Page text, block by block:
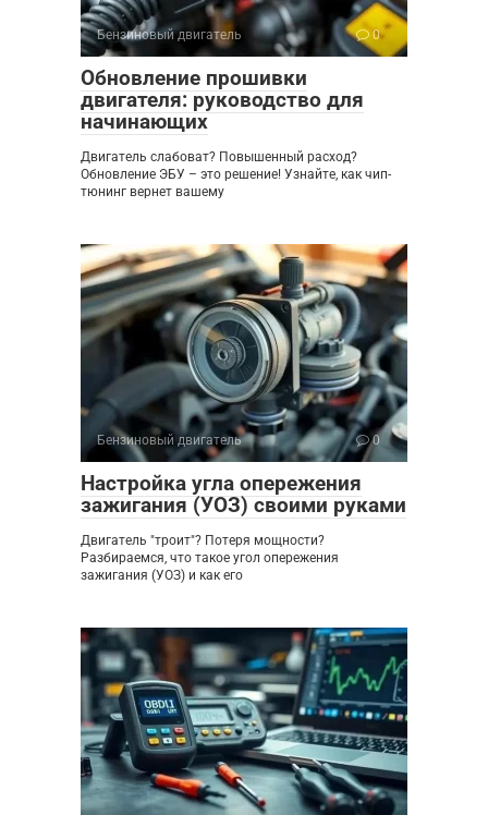
Бензиновый двигатель 0
Обновление прошивки
двигателя: руководство для
начинающих
Двигатель слабоват? Повышенный расход?
Обновление ЭБУ – это решение! Узнайте, как чип-
тюнинг вернет вашему
Бензиновый двигатель 0
Настройка угла опережения
зажигания (УОЗ) своими руками
Двигатель "троит"? Потеря мощности?
Разбираемся, что такое угол опережения
зажигания (УОЗ) и как его